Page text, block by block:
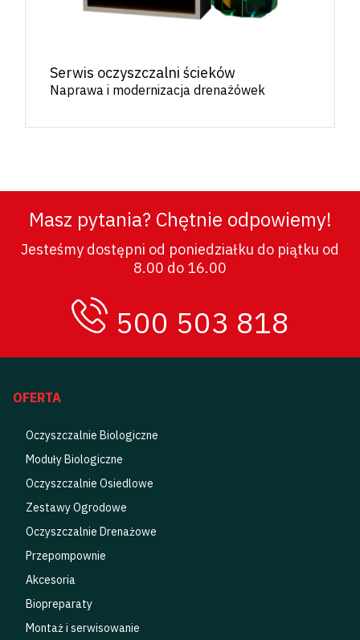
Serwis oczyszczalni ścieków
Naprawa i modernizacja drenażówek
Masz pytania? Chętnie odpowiemy!
Jesteśmy dostępni od poniedziałku do piątku od
8.00 do 16.00
500 503 818
OFERTA
Oczyszczalnie Biologiczne
Moduły Biologiczne
Oczyszczalnie Osiedlowe
Zestawy Ogrodowe
Oczyszczalnie Drenażowe
Przepompownie
Akcesoria
Biopreparaty
Montaż i serwisowanie